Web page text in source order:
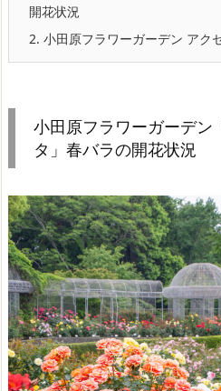
開花状況
2. 小田原フラワーガーデン アク
小田原フラワーガーデン
タ」春バラの開花状況